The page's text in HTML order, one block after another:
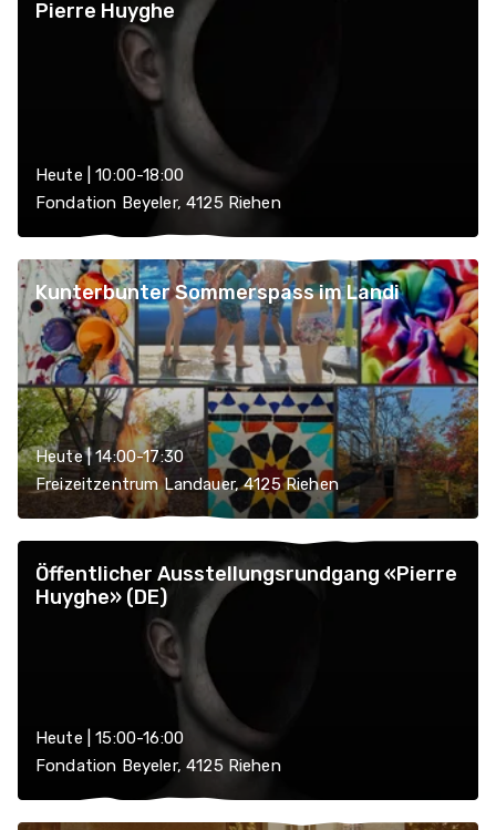
Pierre Huyghe
Heute | 10:00-18:00
Fondation Beyeler, 4125 Riehen
Kunterbunter Sommerspass im Landi
Heute | 14:00-17:30
Freizeitzentrum Landauer, 4125 Riehen
Öffentlicher Ausstellungsrundgang «Pierre
Huyghe» (DE)
Heute | 15:00-16:00
Fondation Beyeler, 4125 Riehen